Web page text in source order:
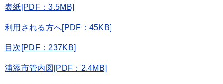
表紙[PDF：3.5MB]
利用される方へ[PDF：45KB]
目次[PDF：237KB]
浦添市管内図[PDF：2.4MB]